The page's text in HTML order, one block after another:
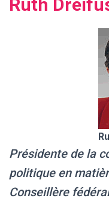
Ruth
Présidente de la
politique en
Conseillère